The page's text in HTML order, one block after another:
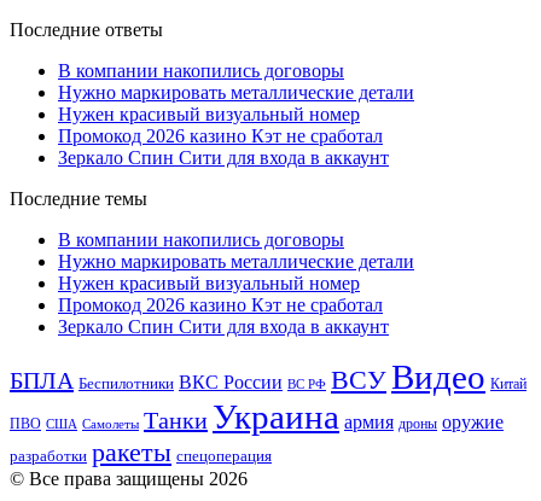
Последние ответы
В компании накопились договоры
Нужно маркировать металлические детали
Нужен красивый визуальный номер
Промокод 2026 казино Кэт не сработал
Зеркало Спин Сити для входа в аккаунт
Последние темы
В компании накопились договоры
Нужно маркировать металлические детали
Нужен красивый визуальный номер
Промокод 2026 казино Кэт не сработал
Зеркало Спин Сити для входа в аккаунт
БПЛА Беспилотники ВКС России ВС РФ ВСУВидео Китай
ПВО США Самолеты Танки Украина армия дроны оружие
разработки ракеты спецоперация
© Все права защищены 2026